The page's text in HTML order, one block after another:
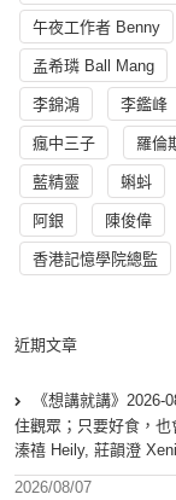
午夜工作者 Benny
孟希璘 Ball Mang
李錦鴻 李鑑峰
瘋中三子 羅倫
藍精靈 蝌蚪
阿銀 陳俊偉
香港記憶學院總監
近期文章
《想講就講》
住觀眾；只要好食，
溱禧 Heily, 莊韻澄
2026/08/07